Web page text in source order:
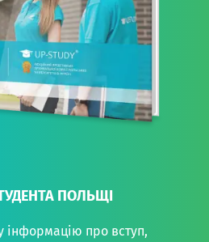
ПОЛЬЩІ
інформацію про вступ,